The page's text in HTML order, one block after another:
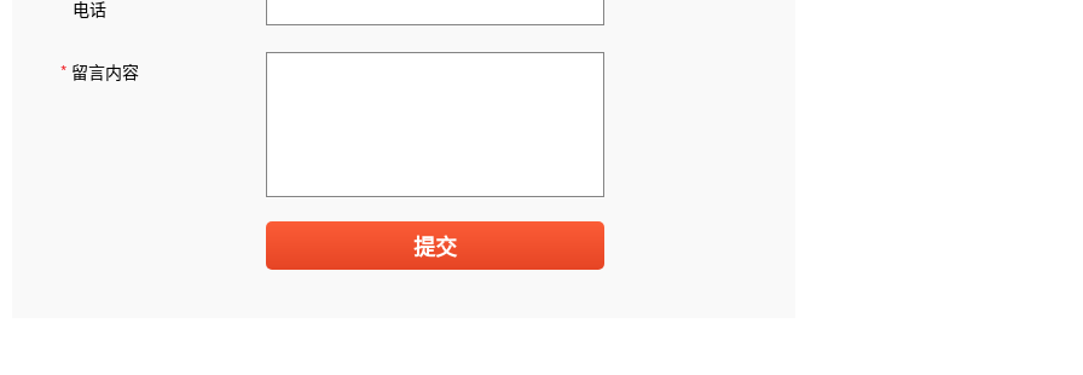
电话
* 留言内容